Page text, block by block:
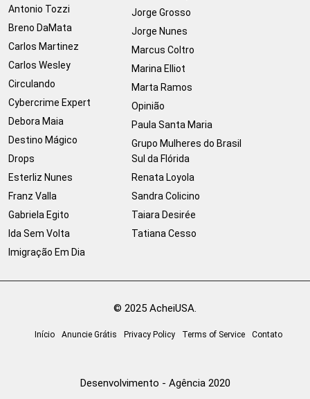
Antonio Tozzi
Breno DaMata
Carlos Martinez
Carlos Wesley
Circulando
Cybercrime Expert
Debora Maia
Destino Mágico
Drops
Esterliz Nunes
Franz Valla
Gabriela Egito
Ida Sem Volta
Imigração Em Dia
Jorge Grosso
Jorge Nunes
Marcus Coltro
Marina Elliot
Marta Ramos
Opinião
Paula Santa Maria
Grupo Mulheres do Brasil
Sul da Flórida
Renata Loyola
Sandra Colicino
Taiara Desirée
Tatiana Cesso
© 2025 AcheiUSA.
Início Anuncie Grátis Privacy Policy Terms of Service Contato
Desenvolvimento - Agência 2020